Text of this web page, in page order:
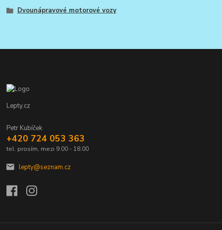
Dvounápravové motorové vozy
Lepty.cz
Petr Kubíček
+420 724 053 363
tel. prosím, mezi 9.00 - 18.00
lepty@seznam.cz